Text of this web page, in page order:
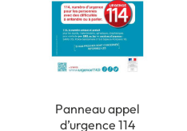
Panneau appel
d’urgence 114